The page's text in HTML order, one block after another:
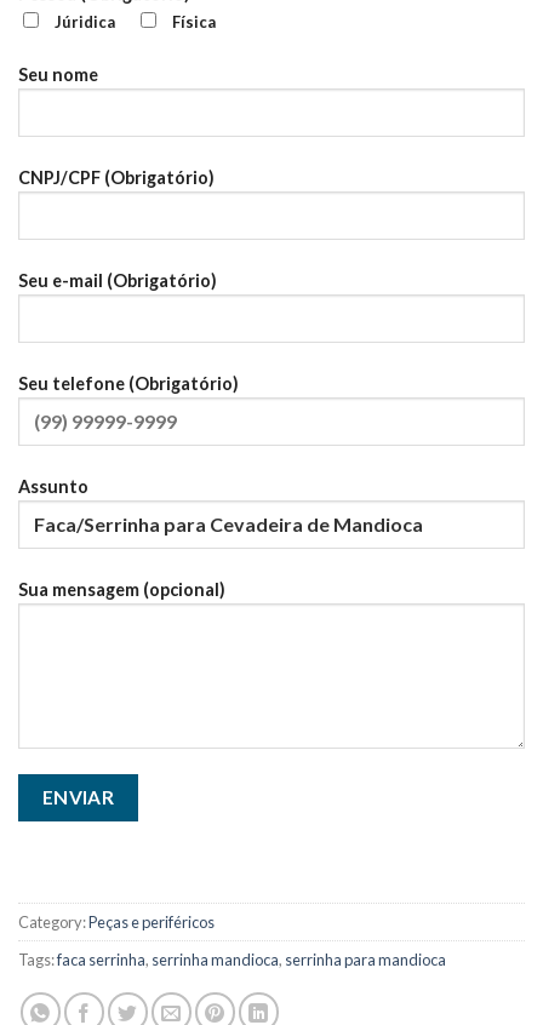
Júridica Física
Seu nome
CNPJ/CPF (Obrigatório)
Seu e-mail (Obrigatório)
Seu telefone (Obrigatório)
Assunto
Sua mensagem (opcional)
Category:Peças e periféricos
Tags:faca serrinha, serrinha mandioca, serrinha para mandioca